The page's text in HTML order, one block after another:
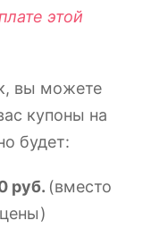
этой
вы можете
купоны на
будет:
руб. (вместо